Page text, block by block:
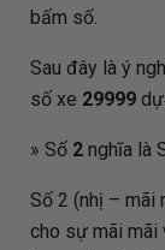
bấm số.
Sau đây là ý
số xe 29999
» Số 2nghĩa là
Số 2 (nhị – mãi
cho sự mãi mãi